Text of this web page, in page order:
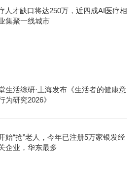
人才缺口将达250万，近四成AI医疗相
集聚一线城市
生活综研·上海发布《生活者的健康意
为研究2026》
始“抢”老人，今年已注册5万家银发经
企业，华东最多